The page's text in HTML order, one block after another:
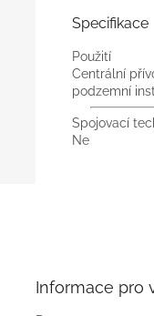
Specifikace
Použití
Centrální
podzemní
Spojovací
Ne
Informace pro